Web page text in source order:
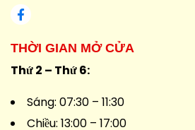
THỜI GIAN MỞ CỬA
Thứ 2 – Thứ 6:
Sáng: 07:30 – 11:30
Chiều: 13:00 – 17:00